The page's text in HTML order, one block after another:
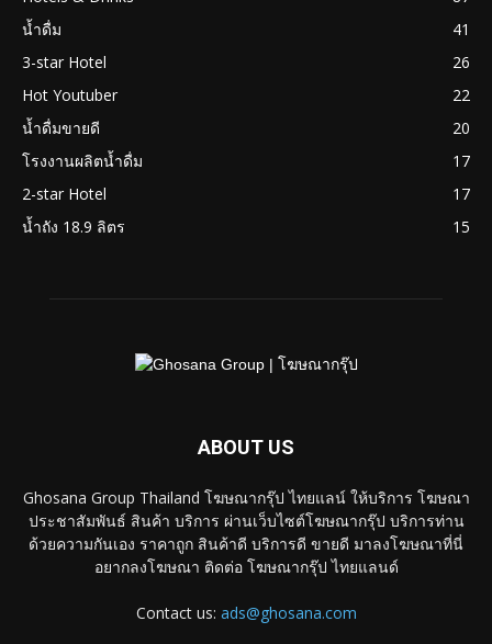
น้ำดื่ม
41
3-star Hotel
26
Hot Youtuber
22
น้ำดื่มขายดี
20
โรงงานผลิตน้ำดื่ม
17
2-star Hotel
17
น้ำถัง 18.9 ลิตร
15
ABOUT US
Ghosana Group Thailand โฆษณากรุ๊ป ไทยแลน์ ให้บริการ โฆษณา
ประชาสัมพันธ์ สินค้า บริการ ผ่านเว็บไซต์โฆษณากรุ๊ป บริการท่าน
ด้วยความกันเอง ราคาถูก สินค้าดี บริการดี ขายดี มาลงโฆษณาที่นี่
อยากลงโฆษณา ติดต่อ โฆษณากรุ๊ป ไทยแลนด์
Contact us: ads@ghosana.com